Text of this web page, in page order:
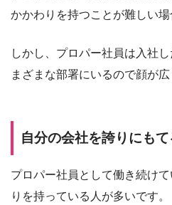
かかわりを持つことが難しい場
しかし、プロパー社員は入社
まざまな部署にいるので顔が
自分の会社を誇りにもて
プロパー社員として働き続け
りを持っている人が多いです。